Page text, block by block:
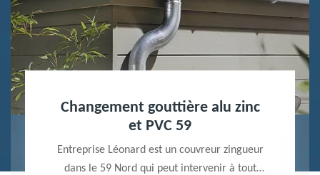
Nettoyage terrasse et pavé 59
Peintre professionnel dans le 59 Nord,
Entreprise Léonard utilise des produits de